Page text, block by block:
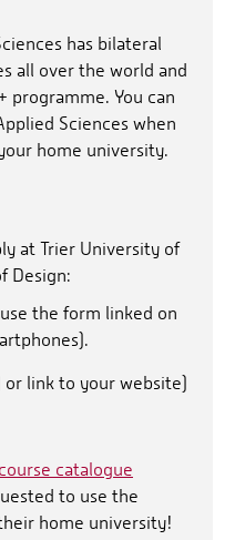
has bilateral
all over the world and
programme. You can
Sciences when
home university.
at Trier University of
Design:
the form linked on
or link to your website)
catalogue
to use the
home university!